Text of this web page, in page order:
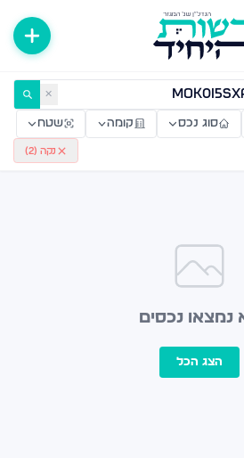
— רשות היחיד ✕
סוג נכס קומה שטח
נקה (2
)
נמצאו נכסים
הצג הכל